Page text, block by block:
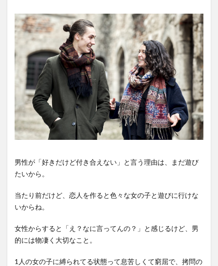
男性が「好きだけど付き合えない」と言う理由は、まだ遊び
たいから。
当たり前だけど、恋人を作ると色々な女の子と遊びに行けな
いからね。
女性からすると「え？なに言ってんの？」と感じるけど、男
的には物凄く大切なこと。
1人の女の子に縛られてる状態って息苦しくて窮屈で、拷問の